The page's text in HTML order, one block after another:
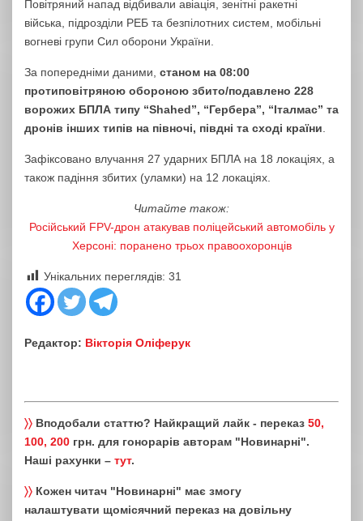
Повітряний напад відбивали авіація, зенітні ракетні
війська, підрозділи РЕБ та безпілотних систем, мобільні
вогневі групи Сил оборони України.
За попередніми даними, станом на 08:00
протиповітряною обороною збито/подавлено 228
ворожих БПЛА типу “Shahed”, “Гербера”, “Італмас” та
дронів інших типів на півночі, півдні та сході країни
Зафіксовано влучання 27 ударних БПЛА на 18 локаціях, а
також падіння збитих (уламки) на 12 локаціях.
Читайте також:
Російський FPV-дрон атакував поліцейський автомобіль у
Херсоні: поранено трьох правоохоронців
Унікальних переглядів: 31
Редактор: Вікторія Оліферук
〉〉 Вподобали статтю? Найкращий лайк - переказ 50,
100, 200 грн. для гонорарів авторам "Новинарні".
Наші рахунки – тут.
〉〉 Кожен читач "Новинарні" має змогу
налаштувати щомісячний переказ на довільну